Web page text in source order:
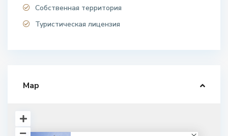
Собственная территория
Туристическая лицензия
Map